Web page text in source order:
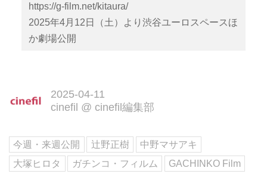
https://g-film.net/kitaura/
2025年4月12日（土）より渋谷ユーロスペースほ
か劇場公開
2025-04-11
cinefil @ cinefil編集部
今週・来週公開 辻野正樹
中野マサアキ
大塚ヒロタ
ガチンコ・フィルム GACHINKO Film